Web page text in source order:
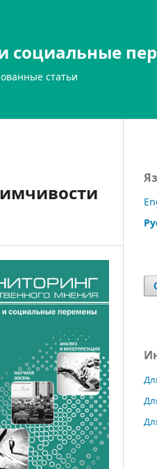
социальные
статьи